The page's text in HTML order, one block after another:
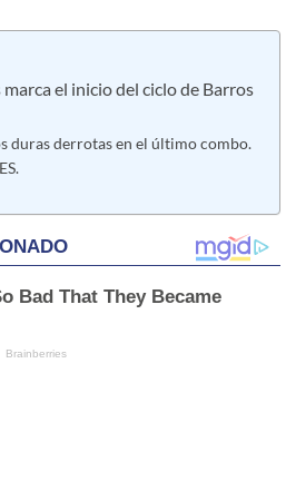
el inicio del ciclo de Barros
duras derrotas en el último combo.